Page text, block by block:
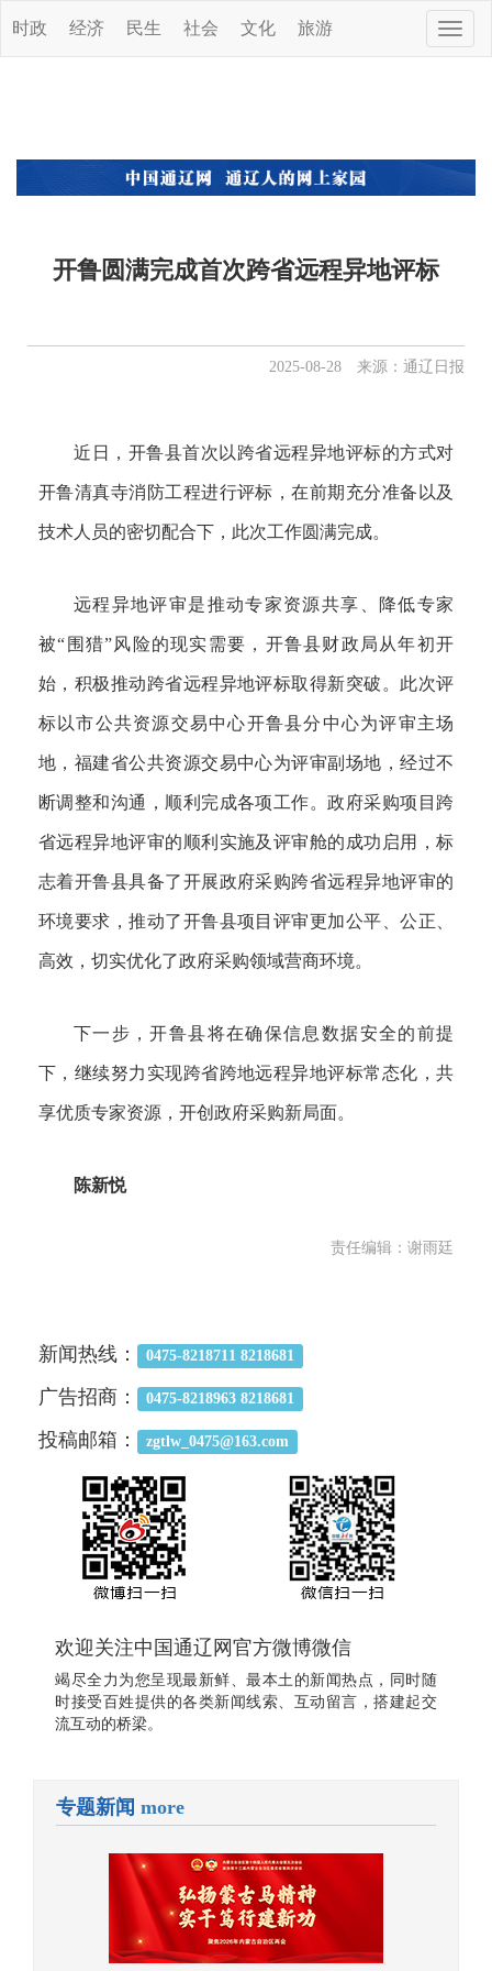
Toggle
时政 经济 民生 社会 文化 旅游
开鲁圆满完成首次跨省远程异地评标
2025-08-28 来源：通辽日报
近日，开鲁县首次以跨省远程异地评标的方式对
开鲁清真寺消防工程进行评标，在前期充分准备以及
技术人员的密切配合下，此次工作圆满完成。
远程异地评审是推动专家资源共享、降低专家
被“围猎”风险的现实需要，开鲁县财政局从年初开
始，积极推动跨省远程异地评标取得新突破。此次评
标以市公共资源交易中心开鲁县分中心为评审主场
地，福建省公共资源交易中心为评审副场地，经过不
断调整和沟通，顺利完成各项工作。政府采购项目跨
省远程异地评审的顺利实施及评审舱的成功启用，标
志着开鲁县具备了开展政府采购跨省远程异地评审的
环境要求，推动了开鲁县项目评审更加公平、公正、
高效，切实优化了政府采购领域营商环境。
下一步，开鲁县将在确保信息数据安全的前提
下，继续努力实现跨省跨地远程异地评标常态化，共
享优质专家资源，开创政府采购新局面。
陈新悦
责任编辑：谢雨廷
新闻热线： 0475-8218711 8218681
广告招商： 0475-8218963 8218681
投稿邮箱： zgtlw_0475@163.com
欢迎关注中国通辽网官方微博微信
竭尽全力为您呈现最新鲜、最本土的新闻热点，同时随
时接受百姓提供的各类新闻线索、互动留言，搭建起交
流互动的桥梁。
专题新闻 more